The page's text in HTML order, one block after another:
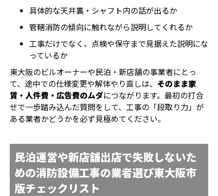
具体的な天井裏・シャフト内の話が出るか
管轄消防の傾向に触れながら説明してくれるか
工事だけでなく、点検や保守まで見据えた説明にな
っているか
東大阪のビルオーナーや民泊・新店舗の事業者にとっ
て、途中での仕様変更や解体やり直しは、 そのまま家
賃・人件費・広告費のムダにつながります。最初の打合
せで一歩踏み込んだ質問をして、工事の「段取り力」が
ある業者かどうかを必ず見極めてください。
民泊運営や新店舗出店で失敗しないた
めの消防設備工事の業者選び東大阪市
版チェックリスト